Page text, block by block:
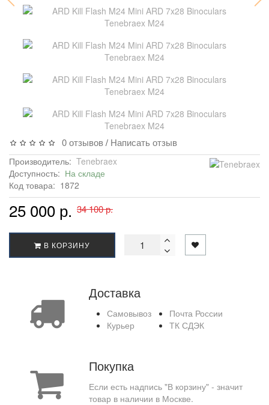
0 отзывов / Написать отзыв
Производитель: Tenebraex
Доступность: На складе
Код товара: 1872
25 000 р. 34 100 р.
В КОРЗИНУ
Доставка
Самовывоз
Курьер
Почта России
ТК СДЭК
Покупка
Если есть надпись "В корзину" - значит
товар в наличии в Москве.